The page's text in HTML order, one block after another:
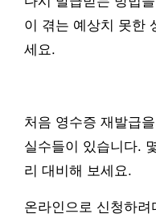
이 겪는 예상치 못한
세요.
처음 영수증 재발급
실수들이 있습니다.
리 대비해 보세요.
온라인으로 신청하